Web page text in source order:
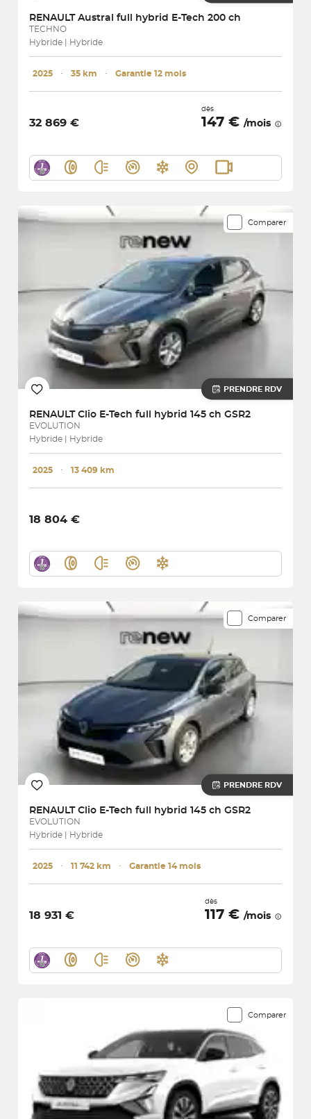
RENAULT Austral full hybrid E-Tech 200 ch
TECHNO
Hybride | Hybride
2025 ･ 35 km ･ Garantie 12 mois
32 869 €
dès
147 € /mois
Comparer
PRENDRE RDV
RENAULT Clio E-Tech full hybrid 145 ch GSR2
EVOLUTION
Hybride | Hybride
2025 ･ 13 409 km
18 804 €
Comparer
PRENDRE RDV
RENAULT Clio E-Tech full hybrid 145 ch GSR2
EVOLUTION
Hybride | Hybride
2025 ･ 11 742 km ･ Garantie 14 mois
18 931 €
dès
117 € /mois
Comparer